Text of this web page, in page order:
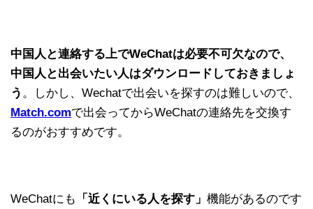
中国人と連絡する上でWeChatは必要不可欠なので、
中国人と出会いたい人はダウンロードしておきましょ
う 。しかし、Wechatで出会いを探すのは難しいので、
Match.comで出会ってからWeChatの連絡先を交換す
るのがおすすめです。
WeChatにも 「近くにいる人を探す」 機能があるのです